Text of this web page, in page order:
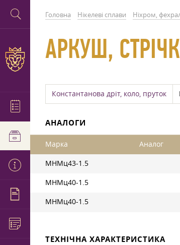
Головна Нікелеві сплави Ніхром,
АРКУШ,
Константанова дріт, коло, пруток
АНАЛОГИ
Марка Аналог
МНМц43-1.5
МНМц40-1.5
МНМц40-1.5
ТЕХНІЧНА ХАРАКТЕРИСТИКА